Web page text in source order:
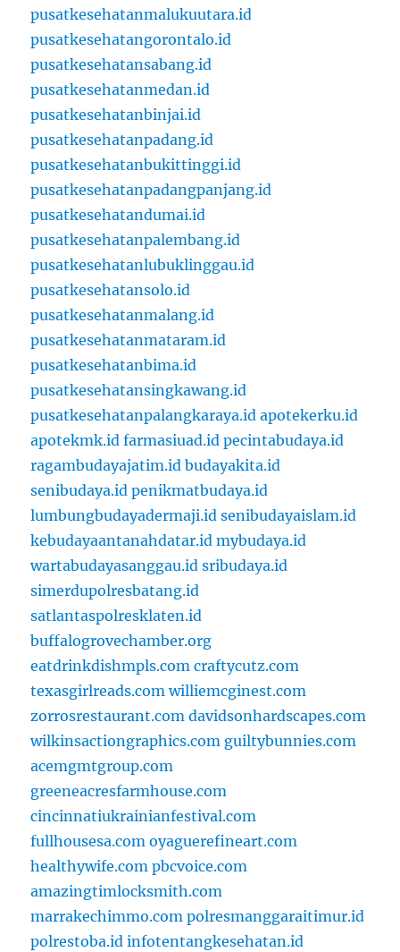
pusatkesehatanmalukuutara.id
pusatkesehatangorontalo.id
pusatkesehatansabang.id
pusatkesehatanmedan.id
pusatkesehatanbinjai.id
pusatkesehatanpadang.id
pusatkesehatanbukittinggi.id
pusatkesehatanpadangpanjang.id
pusatkesehatandumai.id
pusatkesehatanpalembang.id
pusatkesehatanlubuklinggau.id
pusatkesehatansolo.id
pusatkesehatanmalang.id
pusatkesehatanmataram.id
pusatkesehatanbima.id
pusatkesehatansingkawang.id
pusatkesehatanpalangkaraya.id apotekerku.id
apotekmk.id farmasiuad.id pecintabudaya.id
ragambudayajatim.id budayakita.id
senibudaya.id penikmatbudaya.id
lumbungbudayadermaji.id senibudayaislam.id
kebudayaantanahdatar.id mybudaya.id
wartabudayasanggau.id sribudaya.id
simerdupolresbatang.id
satlantaspolresklaten.id
buffalogrovechamber.org
eatdrinkdishmpls.com craftycutz.com
texasgirlreads.com williemcginest.com
zorrosrestaurant.com davidsonhardscapes.com
wilkinsactiongraphics.com guiltybunnies.com
acemgmtgroup.com
greeneacresfarmhouse.com
cincinnatiukrainianfestival.com
fullhousesa.com oyaguerefineart.com
healthywife.com pbcvoice.com
amazingtimlocksmith.com
marrakechimmo.com polresmanggaraitimur.id
polrestoba.id infotentangkesehatan.id